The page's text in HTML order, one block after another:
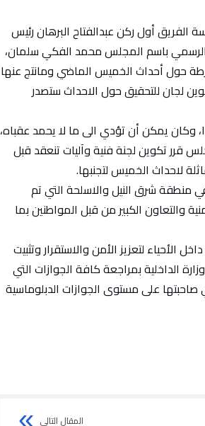
الفريق أول ركن عبدالفتاح البرهان رئيس
باسم المجلس محمد الفكي سلمان،
حول أحداث الخميس الماضي ومانتج عنها
لجان للتحقيق حول الاحداث ستصدر
وكان يمكن أن تؤدي الى ما لا يحمد عقباه،
قرر تكوين لجنة فنية وآليات تنعقد قبل
لاحداث الخميس لتجنبها.
منطقة شرق النيل والاسلحة التي تم
والتعاون الكبير من قبل المواطنين بما
الأحياء لتعزيز الأمن والاستقرار وتثبيت
الداخلية بمراجعة كافة الجوازات التي
صاحبتها على مستوى الجوازات الدبلوماسیة